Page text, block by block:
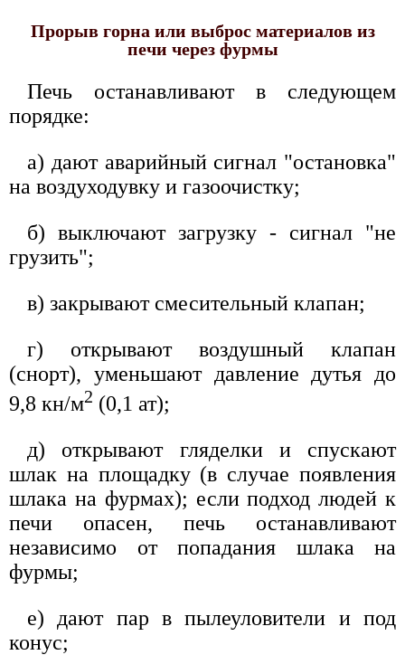
Прорыв горна или выброс материалов из
печи через фурмы
Печь останавливают в следующем
порядке:
а) дают аварийный сигнал "остановка"
на воздуходувку и газоочистку;
б) выключают загрузку - сигнал "не
грузить";
в) закрывают смесительный клапан;
г) открывают воздушный клапан
(снорт), уменьшают давление дутья до
9,8 кн/м2 (0,1 ат);
д) открывают гляделки и спускают
шлак на площадку (в случае появления
шлака на фурмах); если подход людей к
печи опасен, печь останавливают
независимо от попадания шлака на
фурмы;
е) дают пар в пылеуловители и под
конус;